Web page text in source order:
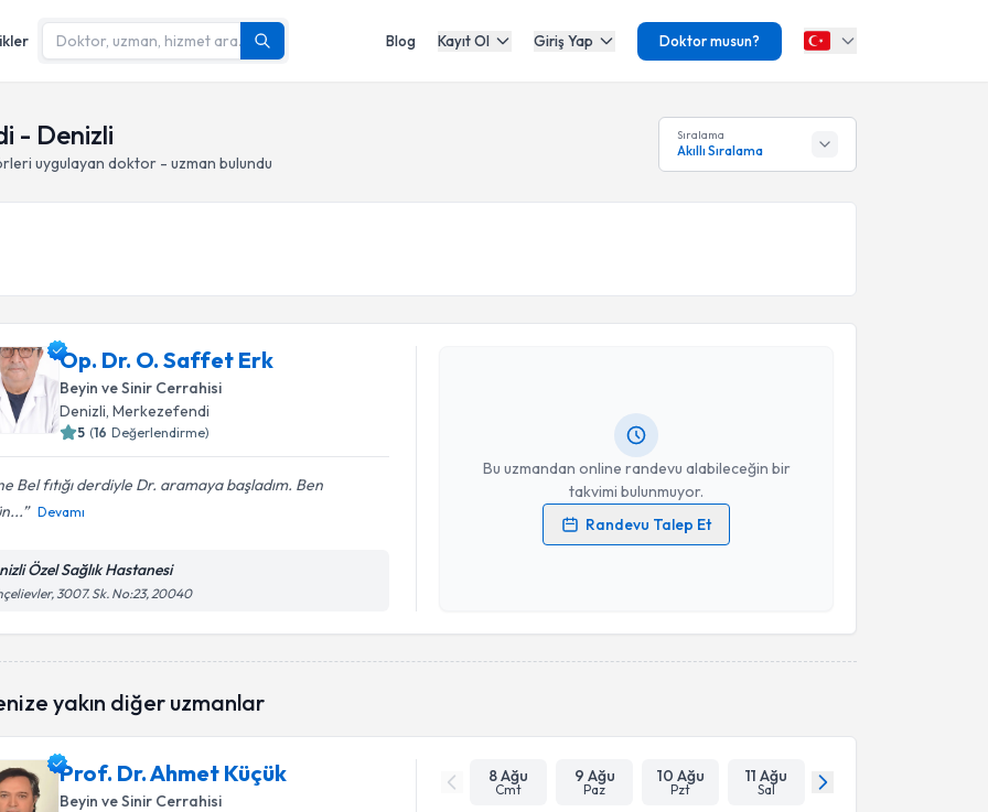
Blog Kayıt Ol Giriş Yap Doktor musun?
- Denizli
uygulayan doktor - uzman bulundu
Sıralama
Akıllı Sıralama
Op. Dr. O. Saffet Erk
Beyin ve Sinir Cerrahisi
Denizli, Merkezefendi
5 (16 Değerlendirme)
Bel fıtığı derdiyle Dr. aramaya başladım. Ben
Devamı
Özel Sağlık Hastanesi
3007. Sk. No:23, 20040
Bu uzmandan online randevu alabileceğin bir
takvimi bulunmuyor.
Randevu Talep Et
Op. Dr. O. Saffet Erk
Kişisel verilerimin işlenmesine ilişkinAydınlatma Metni
Takvim Talebini Gönder
yakın diğer uzmanlar
Prof. Dr. Ahmet Küçük
Beyin ve Sinir Cerrahisi
8 Ağu
Cmt
9 Ağu
Paz
10 Ağu
Pzt
11 Ağu
Sal